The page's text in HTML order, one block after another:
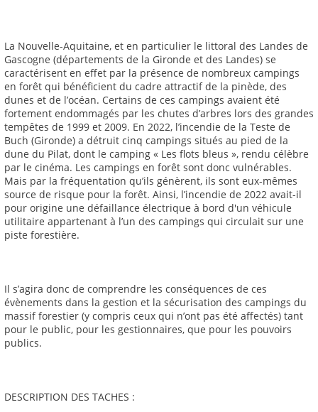
La Nouvelle-Aquitaine, et en particulier le littoral des Landes de
Gascogne (départements de la Gironde et des Landes) se
caractérisent en effet par la présence de nombreux campings
en forêt qui bénéficient du cadre attractif de la pinède, des
dunes et de l’océan. Certains de ces campings avaient été
fortement endommagés par les chutes d’arbres lors des grandes
tempêtes de 1999 et 2009. En 2022, l’incendie de la Teste de
Buch (Gironde) a détruit cinq campings situés au pied de la
dune du Pilat, dont le camping « Les flots bleus », rendu célèbre
par le cinéma. Les campings en forêt sont donc vulnérables.
Mais par la fréquentation qu’ils génèrent, ils sont eux-mêmes
source de risque pour la forêt. Ainsi, l’incendie de 2022 avait-il
pour origine une défaillance électrique à bord d'un véhicule
utilitaire appartenant à l’un des campings qui circulait sur une
piste forestière.
Il s’agira donc de comprendre les conséquences de ces
évènements dans la gestion et la sécurisation des campings du
massif forestier (y compris ceux qui n’ont pas été affectés) tant
pour le public, pour les gestionnaires, que pour les pouvoirs
publics.
DESCRIPTION DES TACHES :